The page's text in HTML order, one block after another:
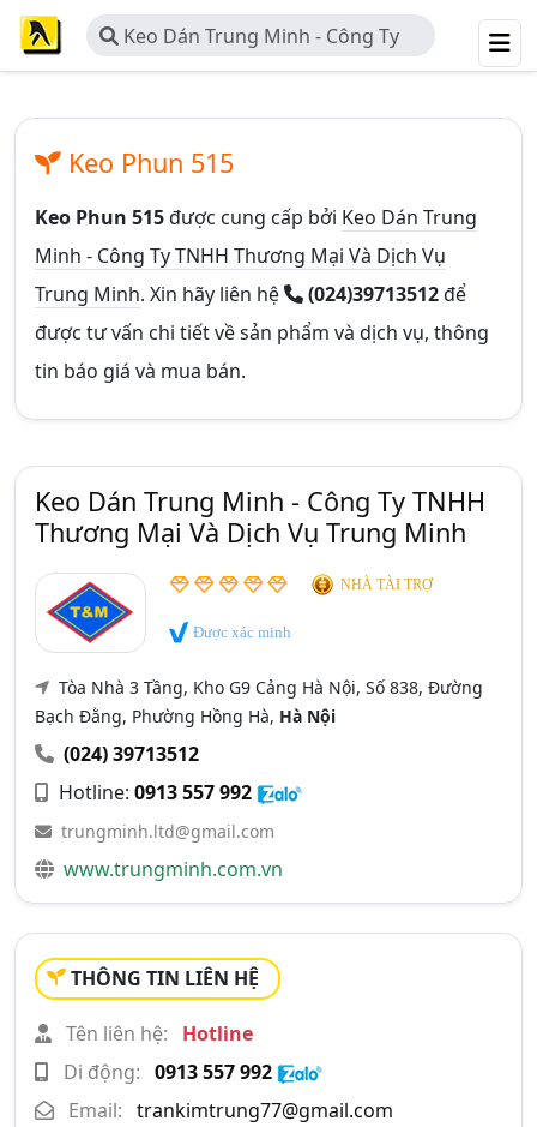
Keo Dán Trung Minh - Công Ty
TNHH Thương Mại Và Dịch Vụ
Keo Phun 515
Keo Phun 515được cung cấp bởi Keo Dán Trung
Minh - Công Ty TNHH Thương Mại Và Dịch Vụ
Trung Minh. Xin hãy liên hệ (024)39713512để
được tư vấn chi tiết về sản phẩm và dịch vụ, thông
tin báo giá và mua bán.
Keo Dán Trung Minh - Công Ty TNHH
Thương Mại Và Dịch Vụ Trung Minh
NHÀ TÀI TRỢ
Được xác minh
Tòa Nhà 3 Tầng, Kho G9 Cảng Hà Nội, Số 838, Đường
Bạch Đằng, Phường Hồng Hà, Hà Nội
(024) 39713512
Hotline: 0913 557 992
trungminh.ltd@gmail.com
www.trungminh.com.vn
THÔNG TIN LIÊN HỆ
Tên liên hệ:
Hotline
Di động: 0913 557 992
Email: trankimtrung77@gmail.com